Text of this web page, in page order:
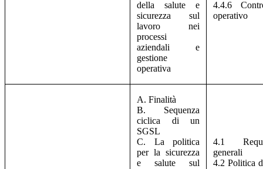
della salute e
sicurezza sul
lavoro nei
processi
aziendali e
gestione
operativa
4.4.6
operativo
A. Finalità
B. Sequenza
ciclica di un
SGSL
C. La politica
per la sicurezza
e salute sul
4.1
generali
4.2 Politica